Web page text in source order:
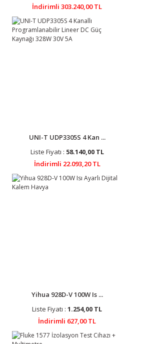
İndirimli 303.240,00 TL
UNI-T UDP3305S 4 Kan ...
Liste Fiyatı : 58.140,00 TL
İndirimli 22.093,20 TL
Yihua 928D-V 100W Is ...
Liste Fiyatı :1.254,00 TL
İndirimli 627,00 TL